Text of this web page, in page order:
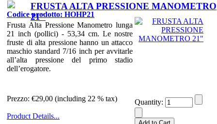
FRUSTA ALTA PRESSIONE MANOMETRO
21"
Codice prodotto: HOHP21
Frusta Alta Pressione Manometro lunga
21 inch (pollici) - 53,34 cm. Le nostre
fruste di alta pressione hanno un attacco
maschio standard 7/16 inch per avvitarle
all’alta pressione del primo stadio
dell’erogatore.
Prezzo: €29,00 (including 22 % tax)
Product Details...
Quantity: